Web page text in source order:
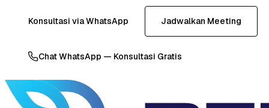
Konsultasi via WhatsApp Jadwalkan Meeting
Chat WhatsApp — Konsultasi Gratis